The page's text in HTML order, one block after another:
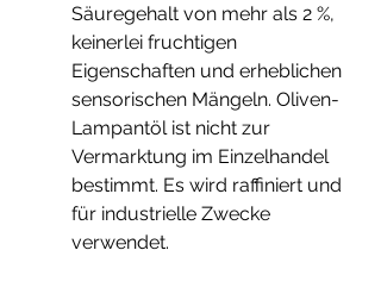
Säuregehalt von mehr als 2 %,
keinerlei fruchtigen
Eigenschaften und erheblichen
sensorischen Mängeln. Oliven-
Lampantöl ist nicht zur
Vermarktung im Einzelhandel
bestimmt. Es wird raffiniert und
für industrielle Zwecke
verwendet.